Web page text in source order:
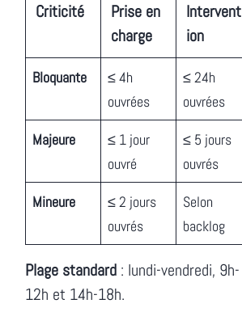
Criticité
Prise en
charge
Intervent
ion
Bloquante
≤ 4h
ouvrées
≤ 24h
ouvrées
Majeure
≤ 1 jour
ouvré
≤ 5 jours
ouvrés
Mineure
≤ 2 jours
ouvrés
Selon
backlog
Plage standard : lundi-vendredi, 9h-
12h et 14h-18h.